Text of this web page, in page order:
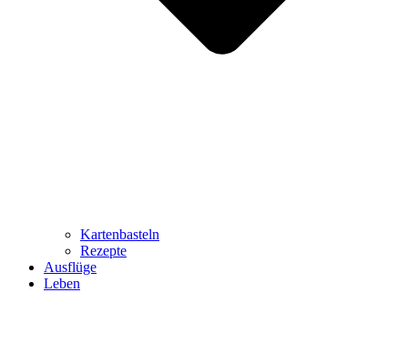
Kartenbasteln
Rezepte
Ausflüge
Leben